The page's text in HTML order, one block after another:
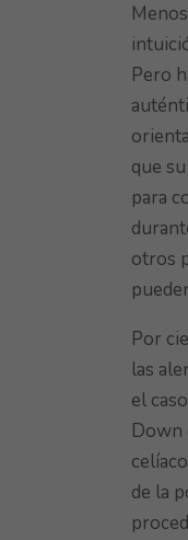
Pero
que su
para
otros
Por
las
el
Down
de la